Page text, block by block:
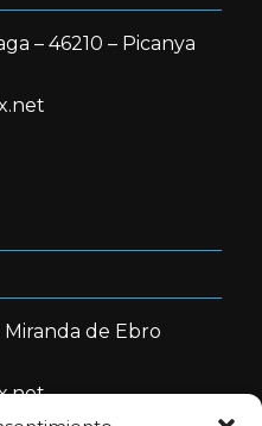
– 46210 – Picanya
Miranda de Ebro